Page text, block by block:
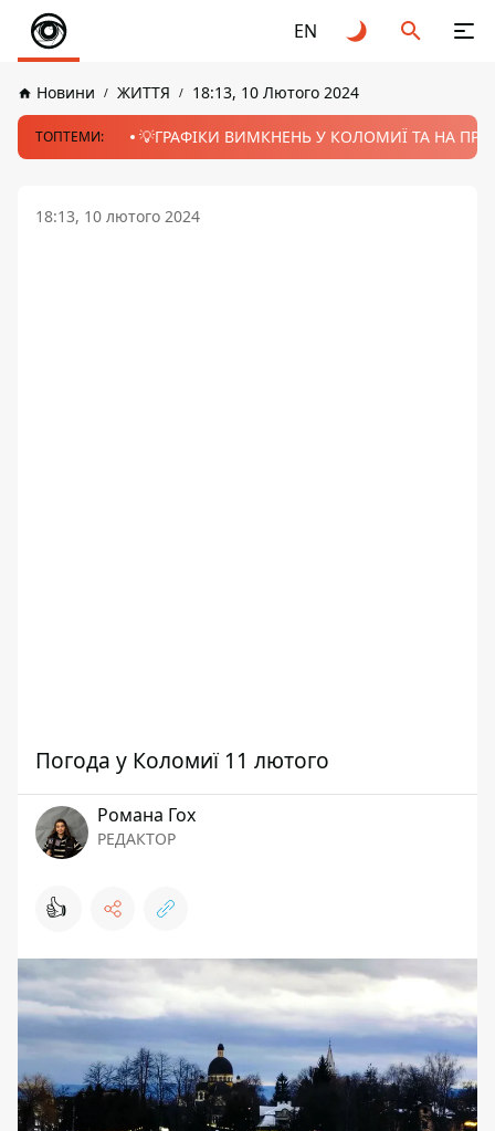
EN
Новини ЖИТТЯ 18:13, 10 Лютого 2024
ТОПТЕМИ: 💡ГРАФІКИ ВИМКНЕНЬ У КОЛОМИЇ ТА НА
18:13, 10 лютого 2024
Погода у Коломиї 11 лютого
Романа Гох
РЕДАКТОР
👍